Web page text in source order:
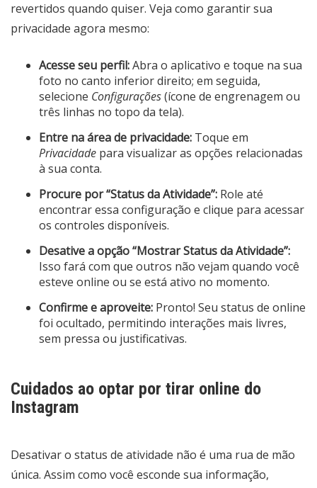
revertidos quando quiser. Veja como garantir sua
privacidade agora mesmo:
Acesse seu perfil:Abra o aplicativo e toque na sua
foto no canto inferior direito; em seguida,
selecione Configurações(ícone de engrenagem ou
três linhas no topo da tela).
Entre na área de privacidade: Toque em
Privacidade para visualizar as opções relacionadas
à sua conta.
Procure por “Status da Atividade”: Role até
encontrar essa configuração e clique para acessar
os controles disponíveis.
Desative a opção “Mostrar Status da Atividade”:
Isso fará com que outros não vejam quando você
esteve online ou se está ativo no momento.
Confirme e aproveite: Pronto! Seu status de online
foi ocultado, permitindo interações mais livres,
sem pressa ou justificativas.
Cuidados ao optar por tirar online do
Instagram
Desativar o status de atividade não é uma rua de mão
única. Assim como você esconde sua informação,